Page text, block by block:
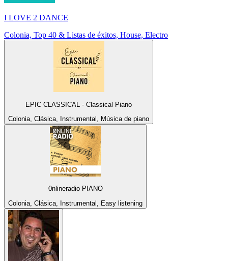
I LOVE 2 DANCE
Colonia, Top 40 & Listas de éxitos, House, Electro
EPIC CLASSICAL - Classical Piano
Colonia, Clásica, Instrumental, Música de piano
0nlineradio PIANO
Colonia, Clásica, Instrumental, Easy listening